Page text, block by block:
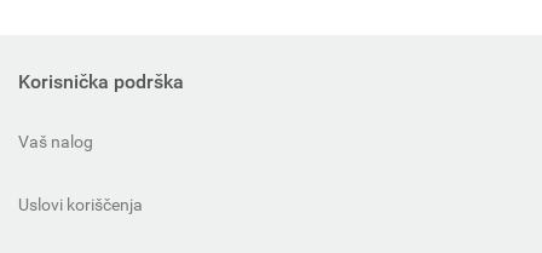
Korisnička podrška
Vaš nalog
Uslovi koriščenja